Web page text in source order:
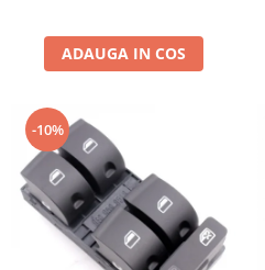
ADAUGA IN COS
-10%